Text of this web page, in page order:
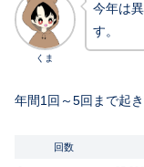
くま
今年は
す。
年間1回～5回まで起
回数